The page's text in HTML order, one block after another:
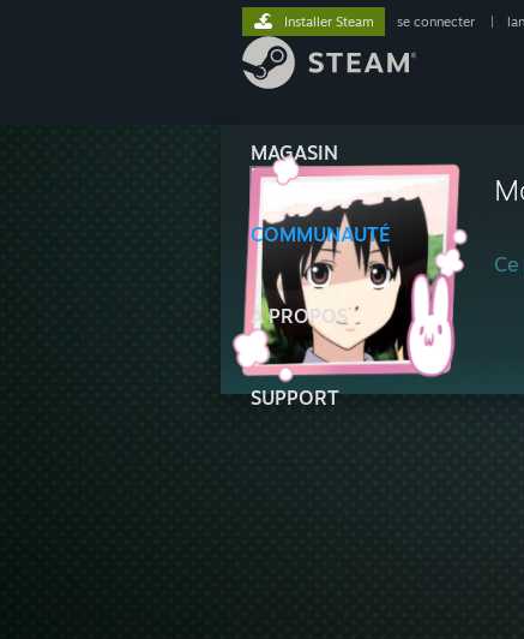
MAGASIN
COMMUNAUTÉ
À PROPOS
SUPPORT
Installer Steam se connecter